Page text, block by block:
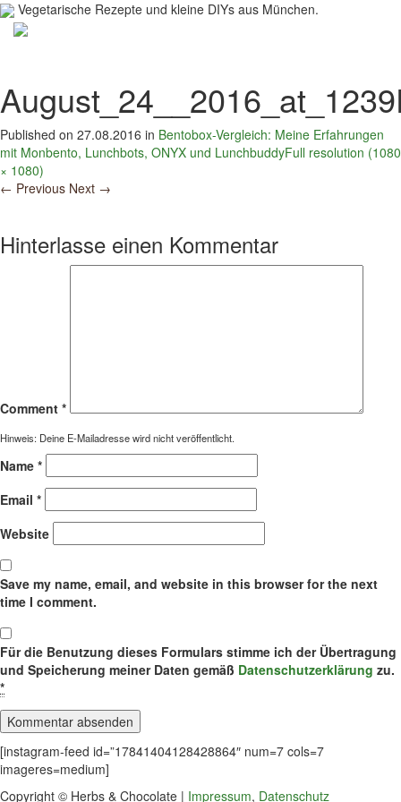
Vegetarische Rezepte und kleine DIYs aus München.
Published on 27.08.2016 in Bentobox-Vergleich: Meine Erfahrungen
mit Monbento, Lunchbots, ONYX und LunchbuddyFull resolution (1080
× 1080)
← Previous Next →
Hinterlasse einen Kommentar
Comment *
Hinweis: Deine E-Mailadresse wird nicht veröffentlicht.
Name *
Email *
Website
Save my name, email, and website in this browser for the next
time I comment.
Für die Benutzung dieses Formulars stimme ich der Übertragung
und Speicherung meiner Daten gemäß Datenschutzerklärung zu.
*
[instagram-feed id=”17841404128428864″ num=7 cols=7
imageres=medium]
Copyright © Herbs & Chocolate | Impressum, Datenschutz